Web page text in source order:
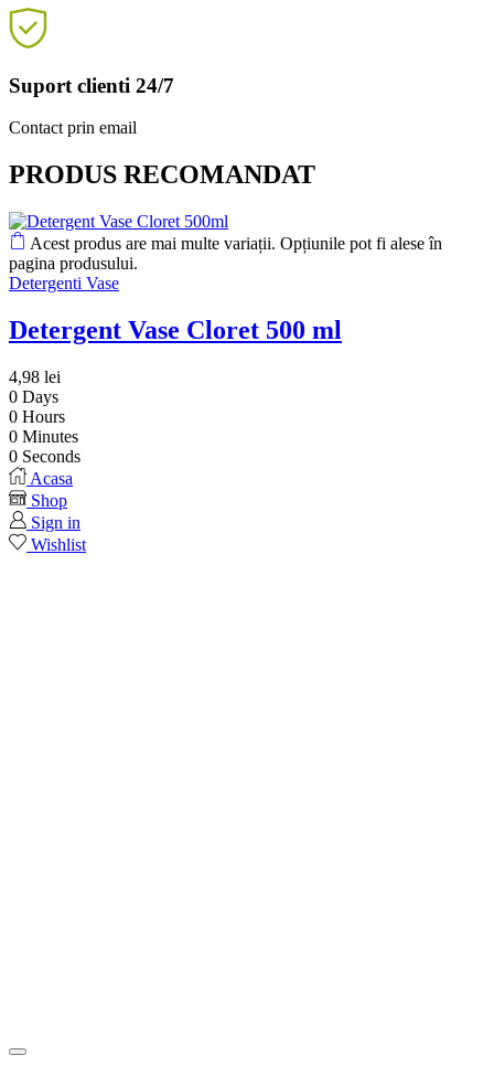
Suport clienti 24/7
Contact prin email
PRODUS RECOMANDAT
Acest produs are mai multe variații. Opțiunile pot fi alese în
pagina produsului.
Detergenti Vase
Detergent Vase Cloret 500 ml
4,98 lei
0 Days
0 Hours
0 Minutes
0 Seconds
Acasa
Shop
Sign in
Wishlist